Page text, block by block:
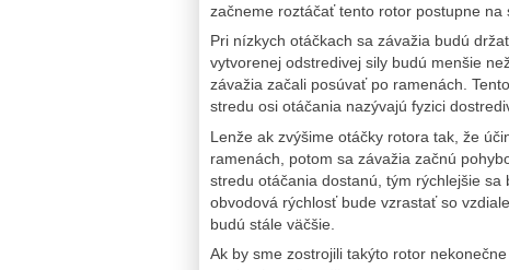
začneme roztáčať tento rotor postupne na
Pri nízkych otáčkach sa závažia budú
vytvorenej odstredivej sily budú menšie
závažia začali posúvať po ramenách.
stredu osi otáčania nazývajú fyzici
Lenže ak zvýšime otáčky rotora tak, že
ramenách, potom sa závažia začnú
stredu otáčania dostanú, tým rýchlejšie
obvodová rýchlosť bude vzrastať so
budú stále väčšie.
Ak by sme zostrojili takýto rotor